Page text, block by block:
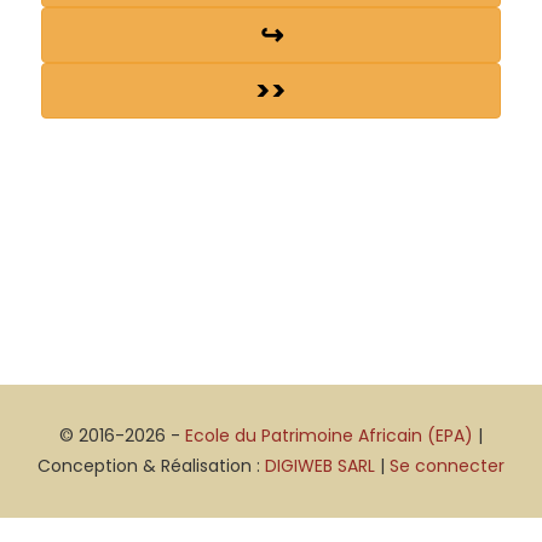
↪
>>
© 2016-2026 - Ecole du Patrimoine Africain (EPA) |
Conception & Réalisation : DIGIWEB SARL | Se connecter